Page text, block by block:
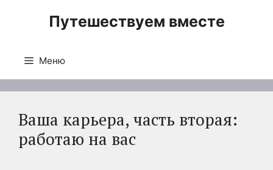
Путешествуем вместе
Меню
Ваша карьера, часть вторая:
работаю на вас